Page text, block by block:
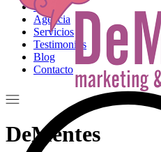
Inicio
Agencia
Servicios
Testimonios
Blog
Contacto
DeMentes